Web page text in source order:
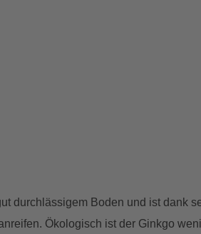
durchlässigem Boden und ist dank
Ökologisch ist der Ginkgo